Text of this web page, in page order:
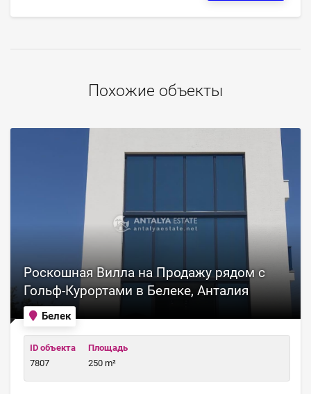
Похожие объекты
Белек
Роскошная Вилла на Продажу рядом с
Гольф-Курортами в Белеке, Анталия
ID объекта
7807
Площадь
250 m²